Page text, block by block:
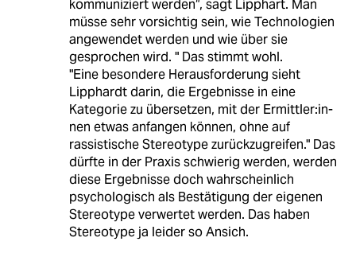
kommuniziert werden“, sagt Lipphart. Man
müsse sehr vorsichtig sein, wie Technologien
angewendet werden und wie über sie
gesprochen wird. " Das stimmt wohl.
"Eine besondere Herausforderung sieht
Lipphardt darin, die Ergebnisse in eine
Kategorie zu übersetzen, mit der Er­mitt­le­r:in­
nen etwas anfangen können, ohne auf
rassistische Stereotype zurückzugreifen." Das
dürfte in der Praxis schwierig werden, werden
diese Ergebnisse doch wahrscheinlich
psychologisch als Bestätigung der eigenen
Stereotype verwertet werden. Das haben
Stereotype ja leider so Ansich.